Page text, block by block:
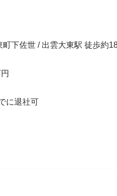
町下佐世 / 出雲大東駅 徒歩約
に退社可